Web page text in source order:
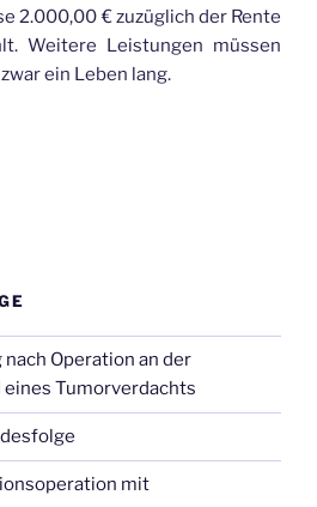
2.000,00 € zuzüglich der Rente
Weitere Leistungen müssen
ein Leben lang.
Operation an der
Tumorverdachts
mit